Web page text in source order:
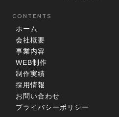
CONTENTS
ホーム
会社概要
事業内容
WEB制作
制作実績
採用情報
お問い合わせ
プライバシーポリシー